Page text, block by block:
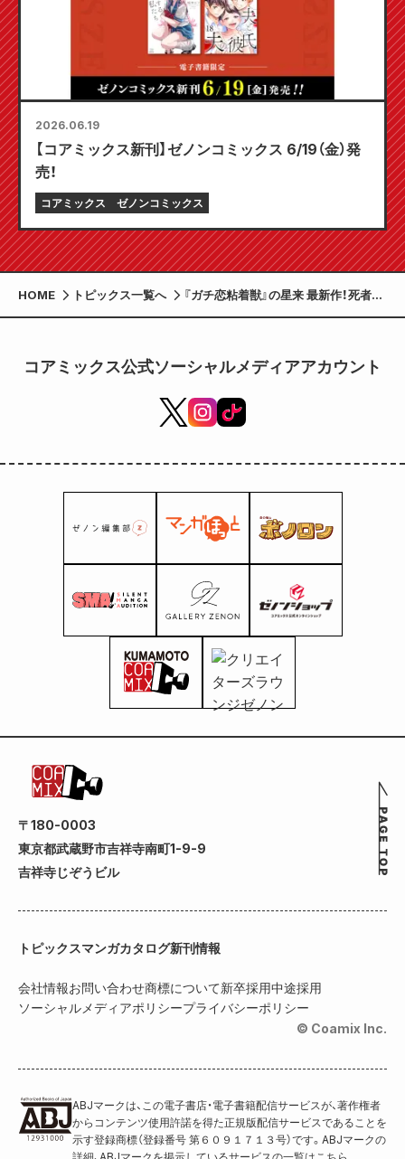
2026.06.19
【コアミックス新刊】ゼノンコミックス 6/19（金）発
売！
コアミックス ゼノンコミックス
HOME トピックス一覧へ
『ガチ恋粘着獣』の星来 最新作！死者と
の結婚 “冥婚” をテーマにしたダーク
き下ろし12P小冊子付きセット」も同
コアミックス公式ソーシャルメディアアカウント
〒180-0003
東京都武蔵野市吉祥寺南町1-9-9
吉祥寺じぞうビル
トピックスマンガカタログ新刊情報
会社情報お問い合わせ商標について新卒採用中途採用
ソーシャルメディアポリシープライバシーポリシー
© Coamix Inc.
ABJマークは、この電子書店・電子書籍配信サービスが、著作権者
からコンテンツ使用許諾を得た正規版配信サービスであることを
示す登録商標（登録番号 第６０９１７１３号）です。ABJマークの